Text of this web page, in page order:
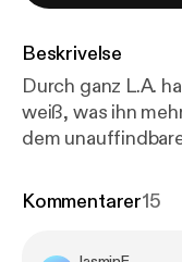
Beskrivelse
Durch ganz L.A.
weiß, was ihn
dem
wachsenden
Kommentarer15